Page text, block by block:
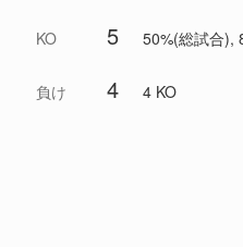
KO 5 50%(総試合),
負け 4 4 KO